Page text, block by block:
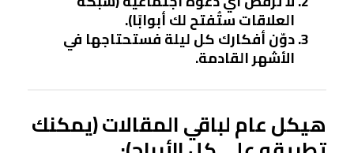
العلاقات ستُفتح لك أبوابًا).
دوّن أفكارك كل ليلةفستحتاجها في
الأشهر القادمة.
هيكل عام لباقي المقالات (يمكنك